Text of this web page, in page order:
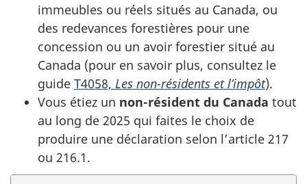
immeubles ou réels situés au Canada, ou
des redevances forestières pour une
concession ou un avoir forestier situé au
Canada (pour en savoir plus, consultez le
guide T4058, Les non-résidents et l’impôt).
Vous étiez un non-résident du Canada tout
au long de 2025 qui faites le choix de
produire une déclaration selon l’article 217
ou 216.1.